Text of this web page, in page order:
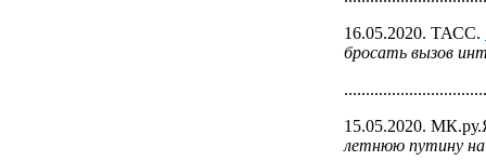
16.05.2020. ТАСС.
бросать вызов
15.05.2020.
летнюю путину на